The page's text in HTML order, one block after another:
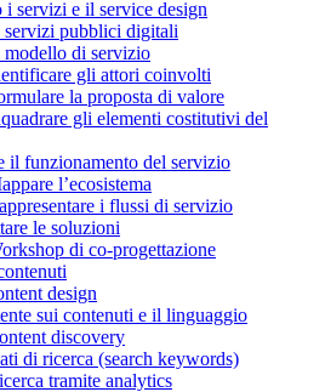
i servizi e il service design
servizi pubblici digitali
di servizio
gli attori coinvolti
la proposta di valore
gli elementi costitutivi del
il funzionamento del servizio
l’ecosistema
i flussi di servizio
le soluzioni
di co-progettazione
design
sui contenuti e il linguaggio
discovery
di ricerca (search keywords)
tramite analytics